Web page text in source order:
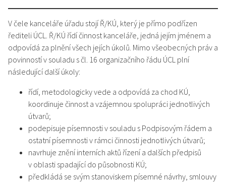
V čele kanceláře úřadu stojí Ř/KÚ, který je přímo podřízen
řediteli ÚCL. Ř/KÚ řídí činnost kanceláře, jedná jejím jménem a
odpovídá za plnění všech jejích úkolů. Mimo všeobecných práv a
povinností v souladu s čl. 16 organizačního řádu ÚCL plní
následující další úkoly:
řídí, metodologicky vede a odpovídá za chod KÚ,
koordinuje činnost a vzájemnou spolupráci jednotlivých
útvarů;
podepisuje písemnosti v souladu s Podpisovým řádem a
ostatní písemnosti v rámci činnosti jednotlivých útvarů;
navrhuje znění interních aktů řízení a dalších předpisů
v oblasti spadající do působnosti KÚ;
předkládá se svým stanoviskem písemné návrhy, smlouvy